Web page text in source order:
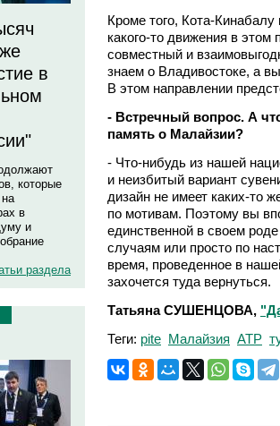
в
которые
в
и
раздела
Кроме того, Кота-
какого-то движения в
совместный и
знаем о Владивостоке, а
В этом направлении
- Встречный вопрос. А
память о Малайзии?
- Что-нибудь из нашей
и неизбитый вариант
дизайн не имеет каких-то
по мотивам. Поэтому вы
единственной в своем
случаям или просто по
время, проведенное в
захочется туда вернуться.
Татьяна СУШЕНЦОВА,
Теги: pite Малайзия АТР